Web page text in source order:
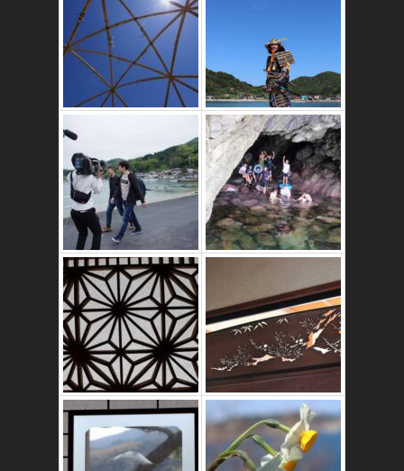
竹ドームのワーク
ショップ